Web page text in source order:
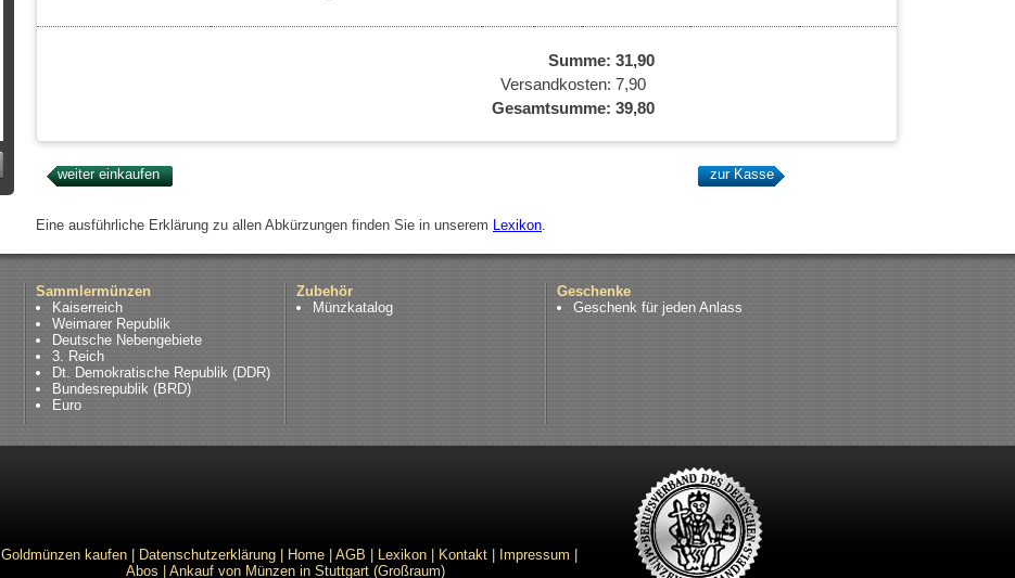
Summe: 31,90
Versandkosten: 7,90
Gesamtsumme: 39,80
Eine ausführliche Erklärung zu allen Abkürzungen finden Sie in unserem Lexikon
Sammlermünzen
Kaiserreich
Weimarer Republik
Deutsche Nebengebiete
3. Reich
Dt. Demokratische Republik (DDR)
Bundesrepublik (BRD)
Euro
Zubehör
Münzkatalog
Geschenke
Geschenk für jeden Anlass
Goldmünzen kaufen | Datenschutzerklärung | Home | AGB | Lexikon | Kontakt | Impressum |
Abos | Ankauf von Münzen in Stuttgart (Großraum)